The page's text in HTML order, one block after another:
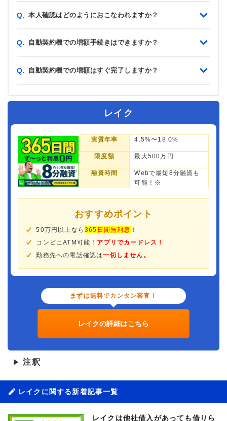
Q. 本人確認はどのようにおこなわれますか？
Q. 自動契約機での増額手続きはできますか？
Q. 自動契約機での増額はすぐ完了しますか？
レイク
実質年率 4.5%〜18.0%
限度額 最大500万円
融資時間
Webで最短8分融資も
可能！※
おすすめポイント
50万円以上なら365日間無利息
！
コンビニATM可能！ アプリでカードレス！
勤務先への電話確認は一切しません。
まずは無料でカンタン審査！
レイクの詳細はこちら
▶ 注釈
レイクに関する新着記事一覧
レイクは他社借入があっても借りら